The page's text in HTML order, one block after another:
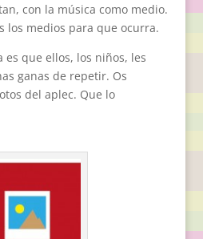
con la música como medio.
los medios para que ocurra.
es que ellos, los niños, les
ganas de repetir. Os
del aplec. Que lo